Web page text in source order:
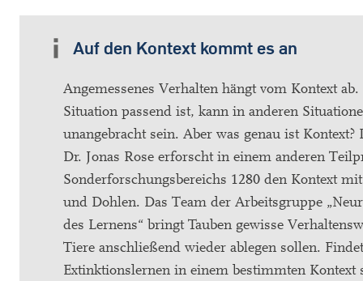
Auf den Kontext kommt es an
Angemessenes Verhalten hängt vom Kontext
Situation passend ist, kann in anderen
unangebracht sein. Aber was genau ist
Dr. Jonas Rose erforscht in einem anderen
Sonderforschungsbereichs 1280 den Kontext
und Dohlen. Das Team der Arbeitsgruppe
des Lernens“ bringt Tauben gewisse
Tiere anschließend wieder ablegen sollen.
Extinktionslernen in einem bestimmten Kontext